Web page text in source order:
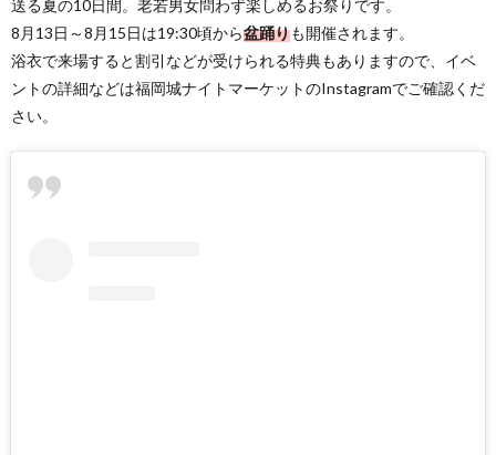
送る夏の10日間。老若男女問わず楽しめるお祭りです。
8月13日～8月15日は19:30頃から盆踊りも開催されます。
浴衣で来場すると割引などが受けられる特典もありますので、イベ
ントの詳細などは福岡城ナイトマーケットのInstagramでご確認くだ
さい。